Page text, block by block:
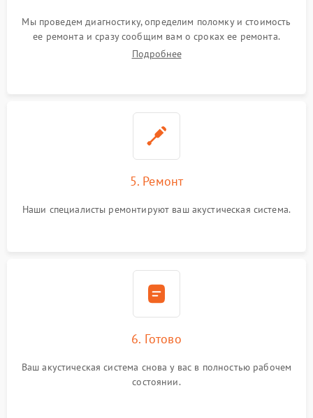
Мы проведем диагностику, определим поломку и стоимость
ее ремонта и сразу сообщим вам о сроках ее ремонта.
Подробнее
5. Ремонт
Наши специалисты ремонтируют ваш акустическая система.
6. Готово
Ваш акустическая система снова у вас в полностью рабочем
состоянии.